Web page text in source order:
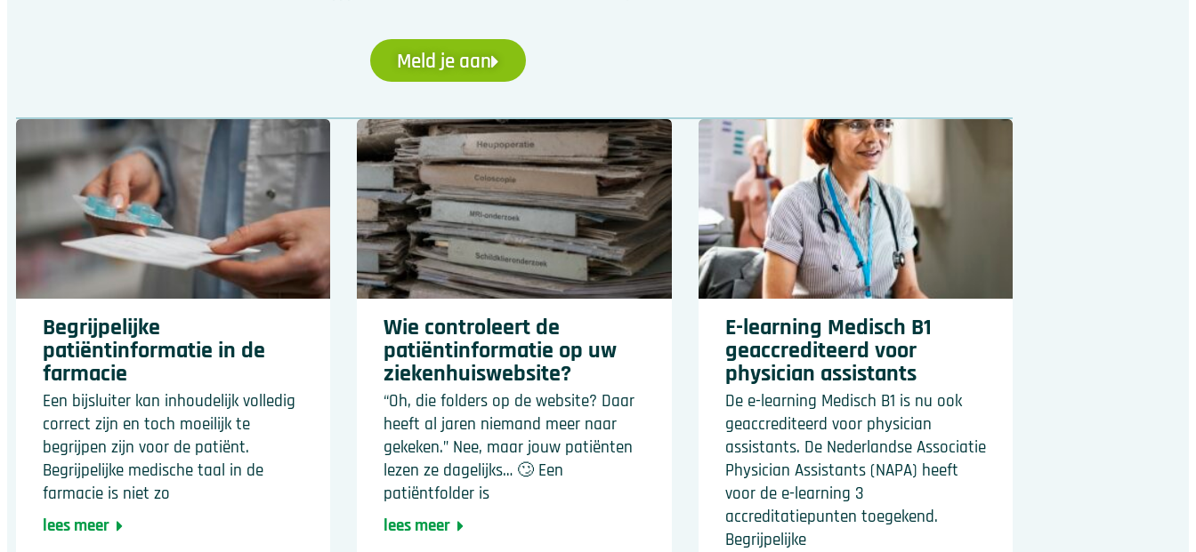
Meld je aan
Begrijpelijke
patiëntinformatie in de
farmacie
Een bijsluiter kan inhoudelijk volledig
correct zijn en toch moeilijk te
begrijpen zijn voor de patiënt.
Begrijpelijke medische taal in de
farmacie is niet zo
lees meer
Wie controleert de
patiëntinformatie op uw
ziekenhuiswebsite?
“Oh, die folders op de website? Daar
heeft al jaren niemand meer naar
gekeken.” Nee, maar jouw patiënten
lezen ze dagelijks… 🙄 Een
patiëntfolder is
lees meer
E-learning Medisch B1
geaccrediteerd voor
physician assistants
De e-learning Medisch B1 is nu ook
geaccrediteerd voor physician
assistants. De Nederlandse Associatie
Physician Assistants (NAPA) heeft
voor de e-learning 3
accreditatiepunten toegekend.
Begrijpelijke